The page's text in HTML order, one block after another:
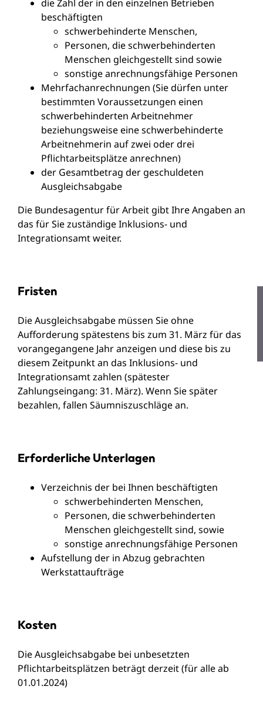
die Zahl der in den einzelnen Betrieben
beschäftigten
schwerbehinderte Menschen,
Personen, die schwerbehinderten
Menschen gleichgestellt sind sowie
sonstige anrechnungsfähige Personen
Mehrfachanrechnungen (Sie dürfen unter
bestimmten Voraussetzungen einen
schwerbehinderten Arbeitnehmer
beziehungsweise eine schwerbehinderte
Arbeitnehmerin auf zwei oder drei
Pflichtarbeitsplätze anrechnen)
der Gesamtbetrag der geschuldeten
Ausgleichsabgabe
Die Bundesagentur für Arbeit gibt Ihre Angaben an
das für Sie zuständige Inklusions- und
Integrationsamt weiter.
Fristen
Die Ausgleichsabgabe müssen Sie ohne
Aufforderung spätestens bis zum 31. März für das
vorangegangene Jahr anzeigen und diese bis zu
diesem Zeitpunkt an das Inklusions- und
Integrationsamt zahlen (spätester
Zahlungseingang: 31. März). Wenn Sie später
bezahlen, fallen Säumniszuschläge an.
Erforderliche Unterlagen
Verzeichnis der bei Ihnen beschäftigten
schwerbehinderten Menschen,
Personen, die schwerbehinderten
Menschen gleichgestellt sind, sowie
sonstige anrechnungsfähige Personen
Aufstellung der in Abzug gebrachten
Werkstattaufträge
Kosten
Die Ausgleichsabgabe bei unbesetzten
Pflichtarbeitsplätzen beträgt derzeit (für alle ab
01.01.2024)